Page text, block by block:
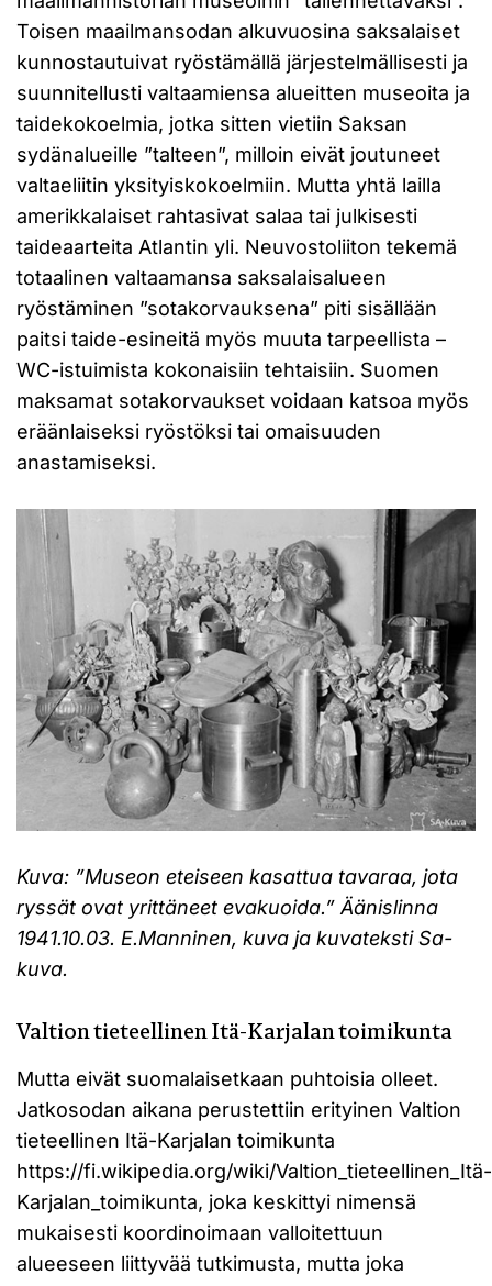
Toisen maailmansodan alkuvuosina saksalaiset
kunnostautuivat ryöstämällä järjestelmällisesti ja
suunnitellusti valtaamiensa alueitten museoita ja
taidekokoelmia, jotka sitten vietiin Saksan
sydänalueille ”talteen”, milloin eivät joutuneet
valtaeliitin yksityiskokoelmiin. Mutta yhtä lailla
amerikkalaiset rahtasivat salaa tai julkisesti
taideaarteita Atlantin yli. Neuvostoliiton tekemä
totaalinen valtaamansa saksalaisalueen
ryöstäminen ”sotakorvauksena” piti sisällään
paitsi taide-esineitä myös muuta tarpeellista –
WC-istuimista kokonaisiin tehtaisiin. Suomen
maksamat sotakorvaukset voidaan katsoa myös
eräänlaiseksi ryöstöksi tai omaisuuden
anastamiseksi.
Kuva: ”Museon eteiseen kasattua tavaraa, jota
ryssät ovat yrittäneet evakuoida.” Äänislinna
1941.10.03. E.Manninen, kuva ja kuvateksti Sa-
kuva.
Valtion tieteellinen Itä-Karjalan toimikunta
Mutta eivät suomalaisetkaan puhtoisia olleet.
Jatkosodan aikana perustettiin erityinen Valtion
tieteellinen Itä-Karjalan toimikunta
https://fi.wikipedia.org/wiki/Valtion_tieteellinen_Itä-
Karjalan_toimikunta, joka keskittyi nimensä
mukaisesti koordinoimaan valloitettuun
alueeseen liittyvää tutkimusta, mutta joka